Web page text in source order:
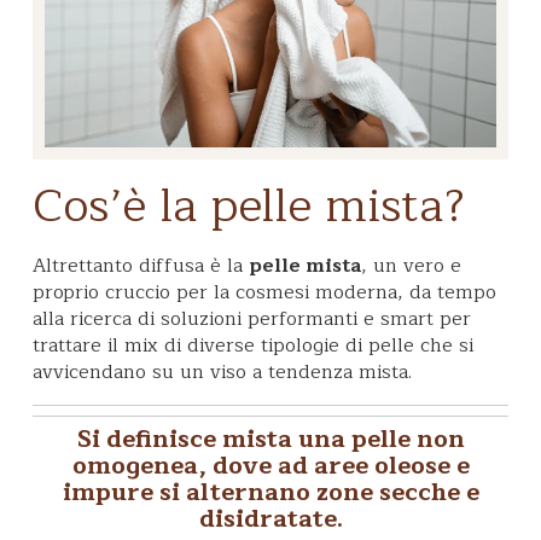
Cos’è la pelle mista?
Altrettanto diffusa è la pelle mista, un vero e
proprio cruccio per la cosmesi moderna, da tempo
alla ricerca di soluzioni performanti e smart per
trattare il mix di diverse tipologie di pelle che si
avvicendano su un viso a tendenza mista.
Si definiscemistaunapelle non
omogenea, dove adaree oleosee
impuresi alternano zone secchee
disidratate.